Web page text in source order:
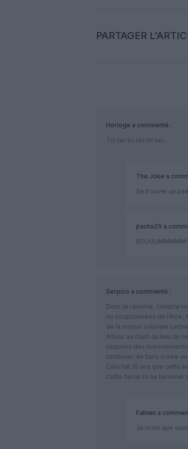
PARTAGER
Horloge a commenté :
Tic tac tic tac tic tac..
The Joke a
Se trouver un
pacha25 a
BOUUUMMMMM
Serpico a commenté :
Donc je résume, compte
ou soupçonnées de l’être,
de la masse salariale
Allons au clash au lieu de
risquons des
continuer de faire croire
Cela fait 10 ans que cette
Cette farce va se terminer
Fabien a
Je crois que